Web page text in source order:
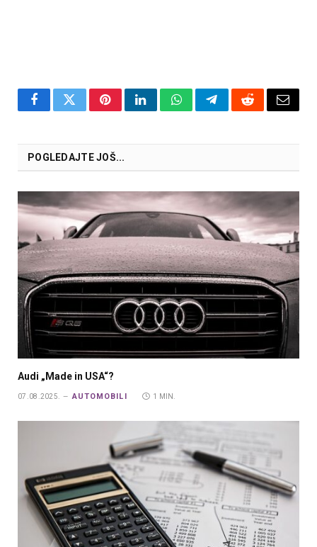
FacebookTwitterPinterestLinkedInWhatsAppTelegramRedditEmail
POGLEDAJTE JOŠ...
Audi „Made in USA“?
07.08.2025. AUTOMOBILI 1 MIN.